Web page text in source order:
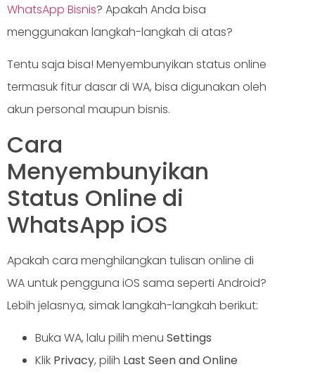
WhatsApp Bisnis? Apakah Anda bisa
menggunakan langkah-langkah di atas?
Tentu saja bisa! Menyembunyikan status online
termasuk fitur dasar di WA, bisa digunakan oleh
akun personal maupun bisnis.
Cara
Menyembunyikan
Status Online di
WhatsApp iOS
Apakah cara menghilangkan tulisan online di
WA untuk pengguna iOS sama seperti Android?
Lebih jelasnya, simak langkah-langkah berikut:
Buka WA, lalu pilih menu Settings
Klik Privacy, pilih Last Seen and Online